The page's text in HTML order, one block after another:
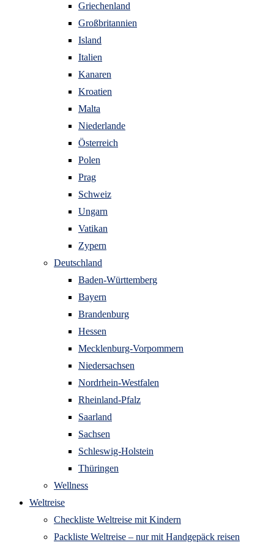
Griechenland
Großbritannien
Island
Italien
Kanaren
Kroatien
Malta
Niederlande
Österreich
Polen
Prag
Schweiz
Ungarn
Vatikan
Zypern
Deutschland
Baden-Württemberg
Bayern
Brandenburg
Hessen
Mecklenburg-Vorpommern
Niedersachsen
Nordrhein-Westfalen
Rheinland-Pfalz
Saarland
Sachsen
Schleswig-Holstein
Thüringen
Wellness
Weltreise
Checkliste Weltreise mit Kindern
Packliste Weltreise – nur mit Handgepäck reisen